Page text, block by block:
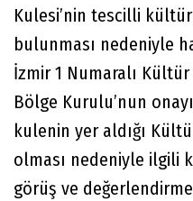
Kulesi’nin tescilli
bulunması nedeniyle
İzmir 1 Numaralı Kültür
Bölge Kurulu’nun
kulenin yer aldığı
olması nedeniyle ilgili
görüş ve